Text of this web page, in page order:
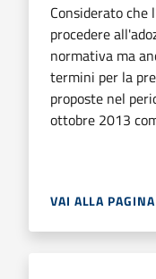
Considerato
procedere
normativa ma
termini per la
proposte nel
ottobre 2013
VAI ALLA PAGINA